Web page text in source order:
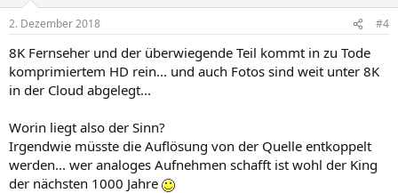
2. Dezember 2018 #4
8K Fernseher und der überwiegende Teil kommt in zu Tode
komprimiertem HD rein... und auch Fotos sind weit unter 8K
in der Cloud abgelegt...
Worin liegt also der Sinn?
Irgendwie müsste die Auflösung von der Quelle entkoppelt
werden... wer analoges Aufnehmen schafft ist wohl der King
der nächsten 1000 Jahre